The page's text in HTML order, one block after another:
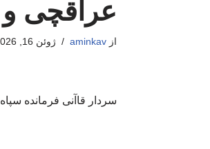
عراقچی و
ازaminkav ژوئن 16, 2026
سردار قاآنی فرمانده